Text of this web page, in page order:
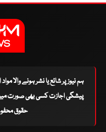
ہم نیوز پر شائع یا نشر ہونے والا
پیشگی اجازت کسی بھی صورت میں
حقوق محفوظ